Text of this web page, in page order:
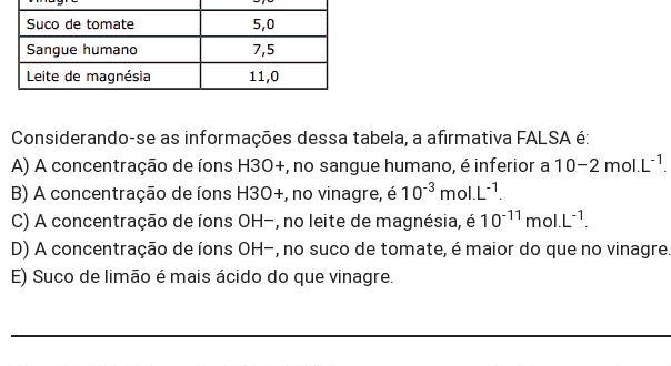
Considerando-se as informações dessa tabela, a afirmativa FALSA é:
A) A concentração de íons H3O+, no sangue humano, é inferior a 10–2 mol.L-1 .
B) A concentração de íons H3O+, no vinagre, é 10-3 mol.L-1 .
C) A concentração de íons OH–, no leite de magnésia, é 10-11 mol.L-1 .
D) A concentração de íons OH–, no suco de tomate, é maior do que no vinagre.
E) Suco de limão é mais ácido do que vinagre.